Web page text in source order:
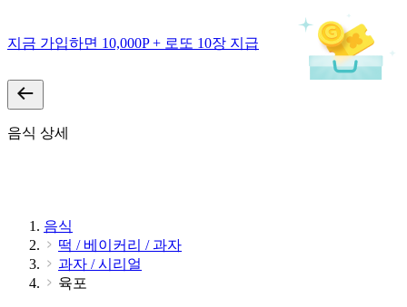
지금 가입하면 10,000P + 로또 10장 지급
음식 상세
음식
떡 / 베이커리 / 과자
과자 / 시리얼
육포